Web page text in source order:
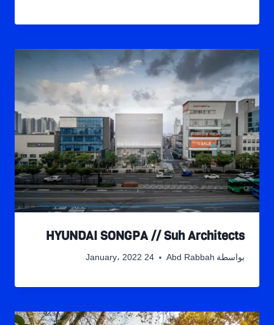
HYUNDAI SONGPA // Suh Architects
بواسطة Abd Rabbah 24 January، 2022